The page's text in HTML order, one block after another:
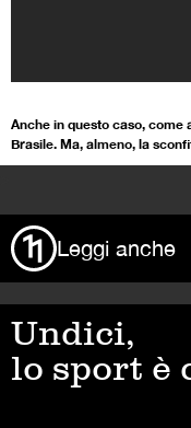
Anche in questo caso, come
Brasile. Ma, almeno, la
Leggi anche
Undici,
lo sport è